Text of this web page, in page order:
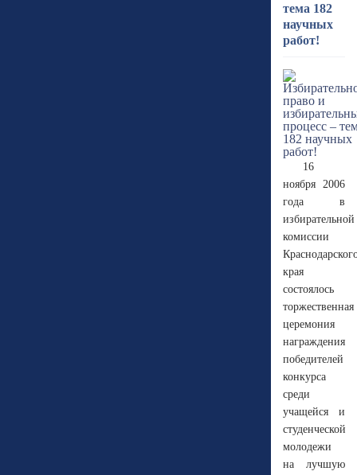
тема 182
научных
работ!
16
ноября 2006
года в
избирательной
комиссии
края
состоялось
торжественная
церемония
награждения
победителей
конкурса
среди
учащейся и
студенческой
молодежи
на лучшую